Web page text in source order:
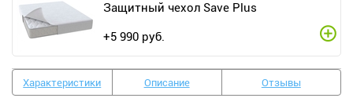
Защитный чехол Save Plus
+5 990 руб.
Характеристики Описание Отзывы